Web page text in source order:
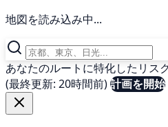
地図を読み込み中...
あなたのルートに特化したリス
(最終更新: 20時間前)計画を開始